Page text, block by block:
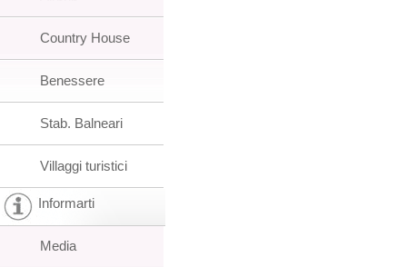
Country House
Benessere
Stab. Balneari
Villaggi turistici
Informarti
Media